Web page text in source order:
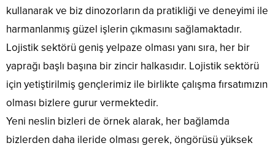
kullanarak ve biz dinozorların da pratikliği ve deneyimi ile
harmanlanmış güzel işlerin çıkmasını sağlamaktadır.
Lojistik sektörü geniş yelpaze olması yanı sıra, her bir
yaprağı başlı başına bir zincir halkasıdır. Lojistik sektörü
için yetiştirilmiş gençlerimiz ile birlikte çalışma fırsatımızın
olması bizlere gurur vermektedir.
Yeni neslin bizleri de örnek alarak, her bağlamda
bizlerden daha ileride olması gerek, öngörüsü yüksek